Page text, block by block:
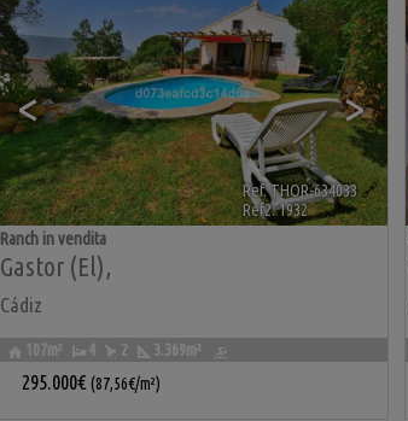
< >
Ref. THOR-634033 🔗
Ref2. 1932
Gastor (El),
Cádiz
Ranch in vendita
107m² 4 2 3.369m²
295.000€ (87,56€/m²)